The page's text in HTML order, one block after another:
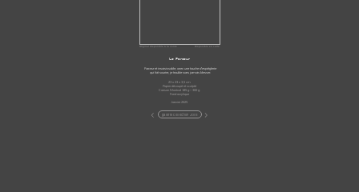
Original disponible à la vente Disponible en carte
Le Farceur
Farceur et insaisissable, avec une touche d’espièglerie
qui fait sourire, je trouble sans jamais blesser.
23 x 23 x 3,5 cm
Papier découpé et sculpté
Canson Montval 185 g – 300 g
Fond acrylique
Janvier 2025
< galerie collection JOIE >